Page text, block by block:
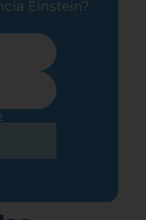
Einstein?